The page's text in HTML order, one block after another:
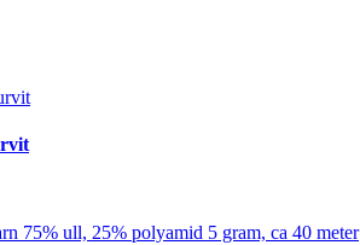
75% ull, 25% polyamid 5 gram, ca 40 meter